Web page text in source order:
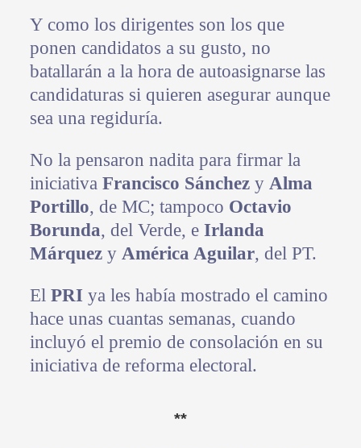
Y como los dirigentes son los que
ponen candidatos a su gusto, no
batallarán a la hora de autoasignarse las
candidaturas si quieren asegurar aunque
sea una regiduría.
No la pensaron nadita para firmar la
iniciativa Francisco Sánchezy Alma
Portillo, de MC; tampoco Octavio
Borunda, del Verde, e Irlanda
Márquezy América Aguilar, del PT.
El PRI ya les había mostrado el camino
hace unas cuantas semanas, cuando
incluyó el premio de consolación en su
iniciativa de reforma electoral.
**